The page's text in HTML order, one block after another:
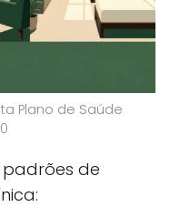
Plano de Saúde
padrões de